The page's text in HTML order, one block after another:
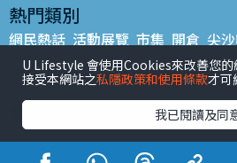
熱門類別
網民熱話 活動展覽 市集 開倉 尖
銅鑼灣好去處 元朗好去處 荃灣好
餐廳情報 戶外郊遊
熱門標籤
#UGO搵好去處 #人氣活動推介 #
#親子玩樂好去處
#ULifestyle應用
U Lifestyle 會使用Cookies來改善您的
接受本網站之私隱政策和使用條款才可
我已閱讀及同